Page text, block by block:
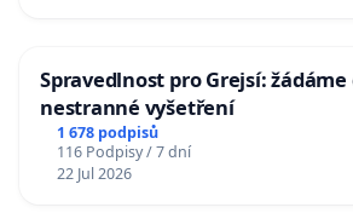
Spravedlnost pro Grejsí:
nestranné vyšetření
1 678 podpisů
116 Podpisy / 7 dní
22 Jul 2026